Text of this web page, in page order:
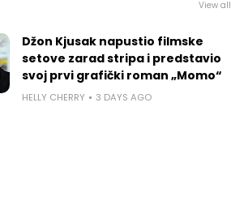
View all
Džon Kjusak napustio filmske
setove zarad stripa i predstavio
svoj prvi grafički roman „Momo“
HELLY CHERRY 3 DAYS AGO